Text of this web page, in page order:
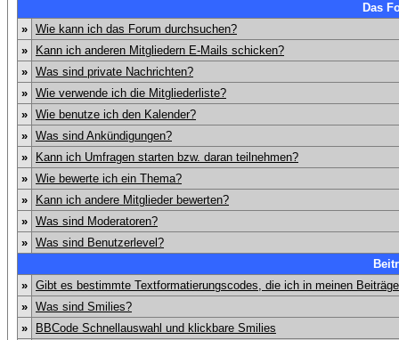
Das
» Wie kann ich das Forum durchsuchen?
»
Kann ich anderen Mitgliedern E-Mails schicken?
» Was sind private Nachrichten?
» Wie verwende ich die Mitgliederliste?
» Wie benutze ich den Kalender?
» Was sind Ankündigungen?
»
Kann ich Umfragen starten bzw. daran teilnehmen?
» Wie bewerte ich ein Thema?
»
Kann ich andere Mitglieder bewerten?
» Was sind Moderatoren?
» Was sind Benutzerlevel?
» Gibt es bestimmte Textformatierungscodes, die ich in meinen
» Was sind Smilies?
»
BBCode Schnellauswahl und klickbare Smilies